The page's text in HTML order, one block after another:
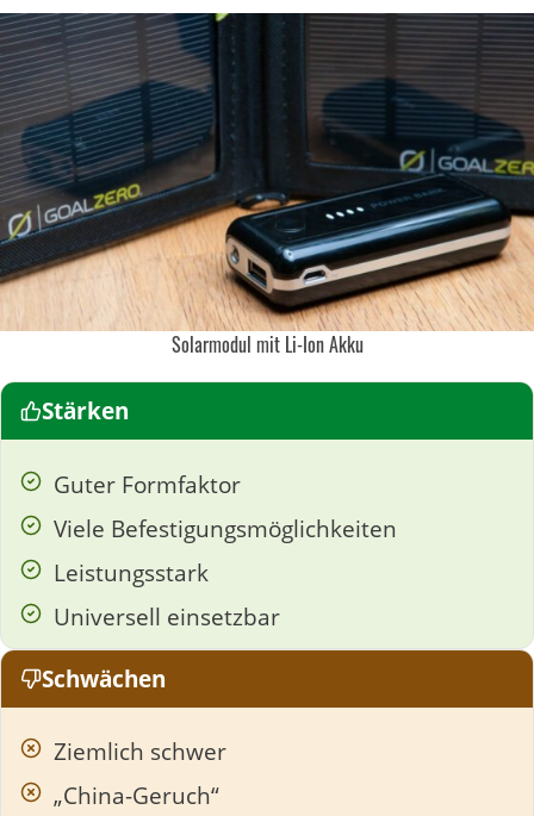
Solarmodul mit Li-Ion Akku
Stärken
Guter Formfaktor
Viele Befestigungsmöglichkeiten
Leistungsstark
Universell einsetzbar
Schwächen
Ziemlich schwer
„China-Geruch“